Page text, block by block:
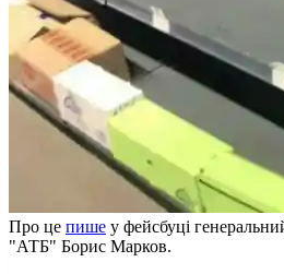
Про це пише у фейсбуці
"АТБ" Борис Марков.